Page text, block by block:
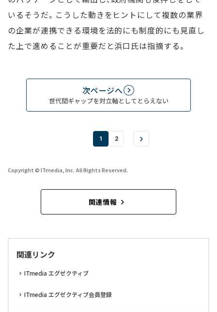
いるそうだ。こうした動きをヒントにして複数の業界
の企業が連携できる環境を法的にも制度的にも見直し
た上で進めることが重要だと浜口氏は指摘する。
次ページへ
世代間ギャップを対立軸としてとらえない
1 2
Copyright © ITmedia, Inc. All Rights Reserved.
関連情報
関連リンク
ITmedia エグゼクティブ
ITmedia エグゼクティブ会員登録